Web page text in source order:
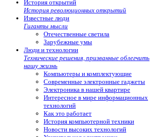
История открытий
История революционных открытий
Известные люди
Гиганты мысли
Отечественные светила
Зарубежные умы
Люди и технологии
Технические решения, призванные облегчить
нашу жизнь
Компьютеры и комплектующие
Современные электронные гаджеты
Электроника в нашей квартире
Интересное в мире информационных
технологий
Как это работает
История компьютерной техники
Новости высоких технологий